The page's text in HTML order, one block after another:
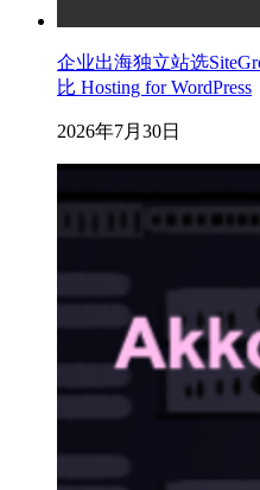
企业出海独立站选
比 Hosting for WordPress
2026年7月30日